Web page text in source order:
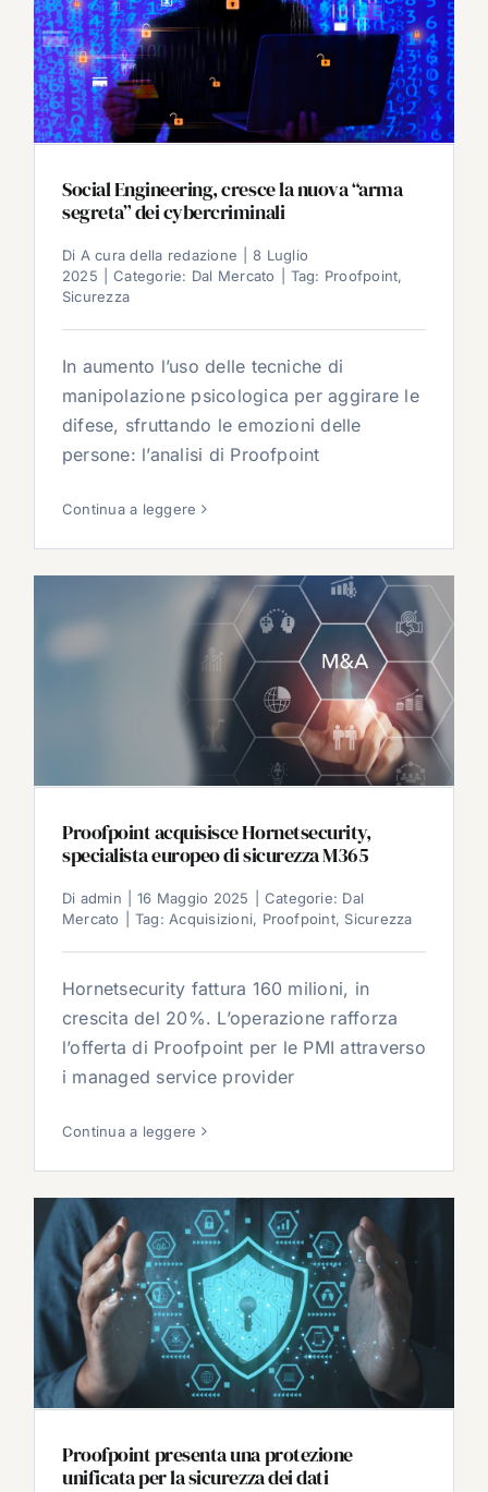
Social Engineering, cresce la nuova “arma
segreta” dei cybercriminali
Di A cura della redazione
8 Luglio
2025
Categorie: Dal Mercato Tag: Proofpoint,
Sicurezza
In aumento l’uso delle tecniche di
manipolazione psicologica per aggirare le
difese, sfruttando le emozioni delle
persone: l’analisi di Proofpoint
Continua a leggere
Proofpoint acquisisce Hornetsecurity,
specialista europeo di sicurezza M365
Di admin 16 Maggio 2025 Categorie: Dal
Mercato
Tag: Acquisizioni, Proofpoint, Sicurezza
Hornetsecurity fattura 160 milioni, in
crescita del 20%. L’operazione rafforza
l’offerta di Proofpoint per le PMI attraverso
i managed service provider
Continua a leggere
Proofpoint presenta una protezione
unificata per la sicurezza dei dati